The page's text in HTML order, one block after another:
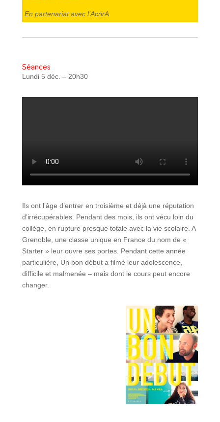
En partenariat avec l’AcrirA
Séances
Lundi 5 déc. – 20h30
Ils ont l’âge d’entrer en troisième et déjà une réputation
d’irrécupérables. Pendant des mois, ils ont vécu loin du
collège, en rupture presque totale avec la vie scolaire. A
Grenoble, une classe unique en France du nom de «
Starter » leur ouvre ses portes. Pendant cette année
particulière, Un bon début a filmé leur adolescence,
difficile et malmenée – mais dont le cours peut encore
changer.